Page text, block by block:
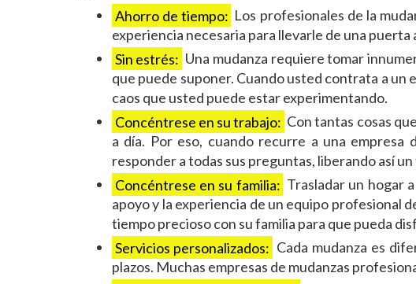
Ahorro de tiempo: Los profesionales de la
experiencia necesaria para llevarle de una puerta
Sin estrés: Una mudanza requiere tomar
que puede suponer. Cuando usted contrata a un
caos que usted puede estar experimentando.
Concéntrese en su trabajo: Con tantas cosas
a día. Por eso, cuando recurre a una
responder a todas sus preguntas, liberando así
Concéntrese en su familia: Trasladar un hogar
apoyo y la experiencia de un equipo profesional
tiempo precioso con su familia para que pueda
Servicios personalizados: Cada mudanza es
plazos. Muchas empresas de mudanzas